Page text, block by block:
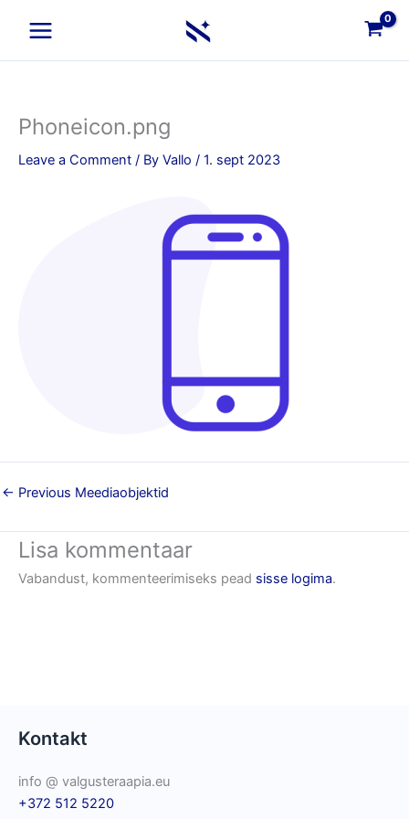
Phoneicon.png
Leave a Comment / By Vallo / 1. sept 2023
← Previous Meediaobjektid
Lisa kommentaar
Vabandust, kommenteerimiseks pead sisse logima.
Kontakt
info @ valgusteraapia.eu
+372 512 5220